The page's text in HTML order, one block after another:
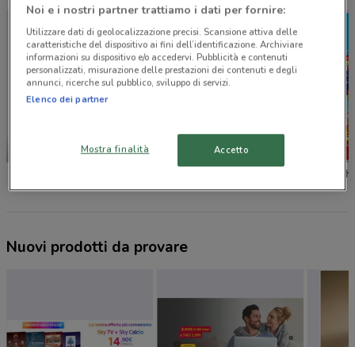
NUOVO
Nuovi prodotti da provare
Noi e i nostri partner trattiamo i dati per fornire:
Utilizzare dati di geolocalizzazione precisi. Scansione attiva delle
caratteristiche del dispositivo ai fini dell’identificazione. Archiviare
informazioni su dispositivo e/o accedervi. Pubblicità e contenuti
personalizzati, misurazione delle prestazioni dei contenuti e degli
annunci, ricerche sul pubblico, sviluppo di servizi.
Elenco dei partner
Mostra finalità Accetto